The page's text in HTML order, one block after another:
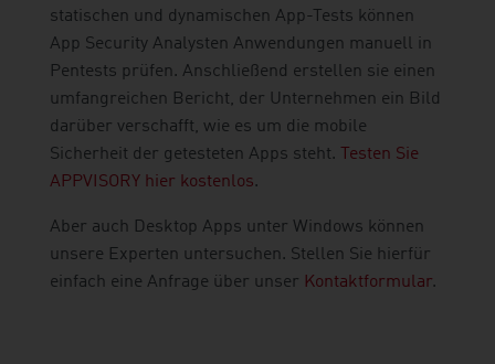
statischen und dynamischen App-Tests können
App Security Analysten Anwendungen manuell in
Pentests prüfen. Anschließend erstellen sie einen
umfangreichen Bericht, der Unternehmen ein Bild
darüber verschafft, wie es um die mobile
Sicherheit der getesteten Apps steht.
Testen Sie
APPVISORY hier kostenlos.
Aber auch Desktop Apps unter Windows können
unsere Experten untersuchen. Stellen Sie hierfür
einfach eine Anfrage über unser Kontaktformular.